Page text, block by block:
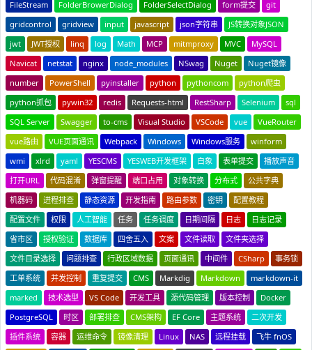
FileStream
FolderBrowerDialog FolderSelectDialog form提交
git
gridcontrol
gridview input javascript json字符串
JS转换对象JSON
jwt
JWT授权 linq log Math MCP mitmproxy MVC
MySQL
Navicat
netstat nginx node_modules NSwag Nuget
Nuget镜像
number
PowerShell pyinstaller python pythoncom
python爬虫
python抓包
pywin32 redis Requests-html RestSharp Selenium
sql
SQL Server
Swagger to-cms Visual Studio VSCode vue
VueRouter
vue路由
VUE页面通讯 Webpack Windows Windows服务
winform
wmi
xlrd yaml YESCMS YESWEB开发框架 白象 表单提交
播放声音
打开URL
代码混淆 弹窗提醒 端口占用 对象转换 分布式
公共字典
机器码
进程排查 静态资源 开发指南 路由参数 密钥
配置教程
配置文件
权限 人工智能 任务 任务调度 日期间隔 日志
日志记录
省市区
授权验证 数据库 四舍五入 文案 文件读取
文件夹选择
文件目录选择
问题排查 行政区域数据 页面通讯 中间件 CSharp
事务锁
工单系统
并发控制 重复提交 CMS Markdig Markdown
markdown-it
marked
技术选型 VS Code 开发工具 源代码管理 版本控制
Docker
PostgreSQL
时区 部署排查 CMS架构 EF Core 主题系统
二次开发
插件系统
容器 运维命令 镜像清理 Linux NAS 远程挂载
飞牛 fnOS